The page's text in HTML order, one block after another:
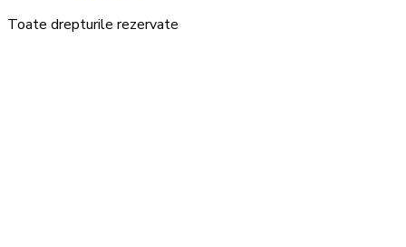
Toate drepturile rezervate